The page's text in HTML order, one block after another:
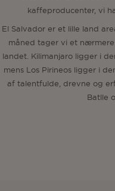
kaffeproducenter, vi
El Salvador er et lille land
måned tager vi et
landet. Kilimanjaro ligger i
mens Los Pirineos ligger i
af talentfulde, drevne og
Batlle